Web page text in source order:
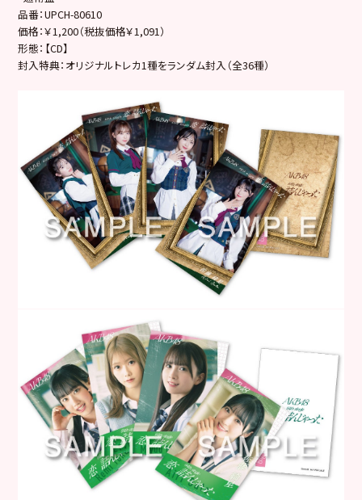
品番：UPCH-80610
価格：￥1,200（税抜価格￥1,091）
形態：【CD】
封入特典：オリジナルトレカ1種をランダム封入（全36種）